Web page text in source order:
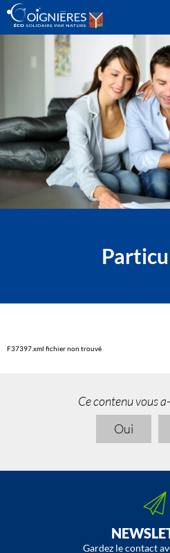
F37397.xml fichier non trouvé
Ce contenu vous
Oui
Gardez le contact